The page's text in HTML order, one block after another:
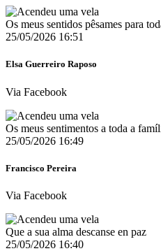
Os meus sentidos pêsames para
25/05/2026 16:51
Elsa Guerreiro Raposo
Via Facebook
Os meus sentimentos a toda a
25/05/2026 16:49
Francisco Pereira
Via Facebook
Que a sua alma descanse en paz
25/05/2026 16:40